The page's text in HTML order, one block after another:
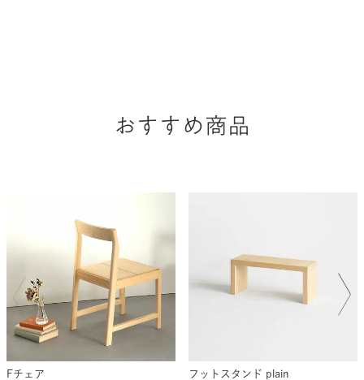
おすすめ商品
Fチェア フットスタンド plain